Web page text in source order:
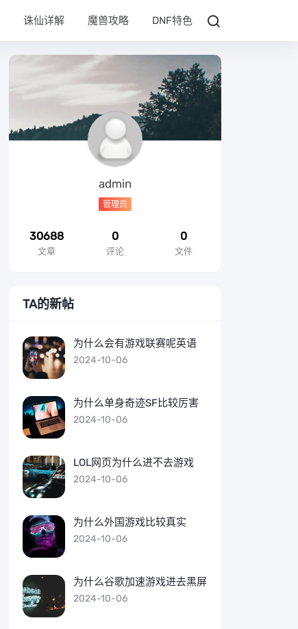
诛仙详解 魔兽攻略 DNF特色
admin
管理员
30688
文章
0
评论
0
文件
TA的新帖
为什么会有游戏联赛呢英语
2024-10-06
为什么单身奇迹SF比较厉害
2024-10-06
LOL网页为什么进不去游戏
2024-10-06
为什么外国游戏比较真实
2024-10-06
为什么谷歌加速游戏进去黑屏
2024-10-06